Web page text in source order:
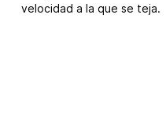
velocidad a la que se teja.